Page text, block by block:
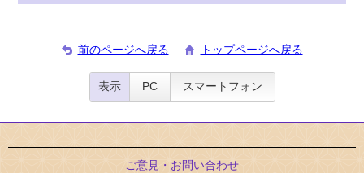
前のページへ戻る トップページへ戻る
表示 PC スマートフォン
ご意見・お問い合わせ